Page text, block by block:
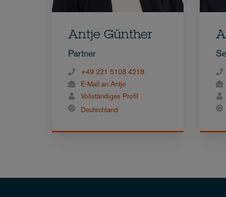
Antje Günther
Partner
+49 221 5108 4218
E-Mail an Antje
Vollständiges Profil
Deutschland